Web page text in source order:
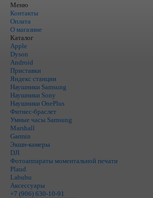
Меню
Контакты
Оплата
О магазине
Каталог
Apple
Dyson
Android
Приставки
Яндекс станции
Наушники Samsung
Наушники Sony
Наушники OnePlus
Фитнес-браслет
Умные часы Samsung
Marshall
Garmin
Экшн-камеры
DJI
Фотоаппараты моментальной печати
Plaud
Labubu
Аксессуары
+7 (906) 630-10-91